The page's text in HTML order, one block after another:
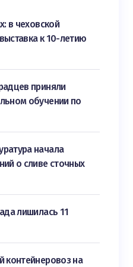
в чеховской
к 10-летию
приняли
обучении по
начала
о сливе сточных
лишилась 11
контейнеровоз на